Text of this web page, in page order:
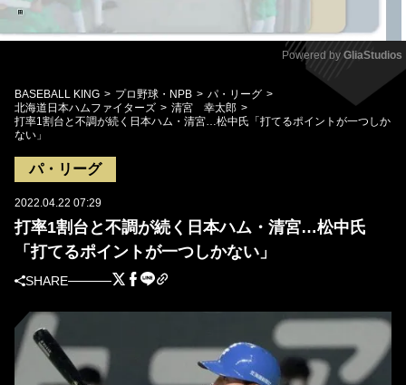
Mute
Powered by GliaStudios
BASEBALL KING プロ野球・NPB
パ・リーグ
北海道日本ハムファイターズ
清宮 幸太郎
打率1割台と不調が続く日本ハム・清宮…松中氏「打てるポイントが一つしか
ない」
パ・リーグ
2022.04.22 07:29
打率1割台と不調が続く日本ハム・清宮…松中氏
「打てるポイントが一つしかない」
SHARE